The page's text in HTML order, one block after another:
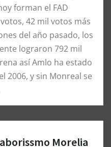
forman el FAD
42 mil votos más
del año pasado, los
lograron 792 mil
así Amlo ha estado
2006, y sin Monreal se
Morelia